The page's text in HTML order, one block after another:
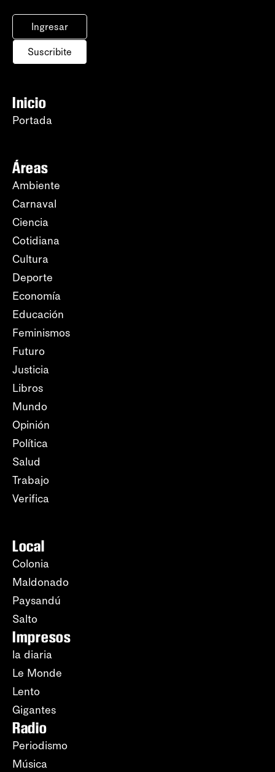
Ingresar
Suscribite
Inicio
Portada
Áreas
Ambiente
Carnaval
Ciencia
Cotidiana
Cultura
Deporte
Economía
Educación
Feminismos
Futuro
Justicia
Libros
Mundo
Opinión
Política
Salud
Trabajo
Verifica
Local
Colonia
Maldonado
Paysandú
Salto
Impresos
la diaria
Le Monde
Lento
Gigantes
Radio
Periodismo
Música